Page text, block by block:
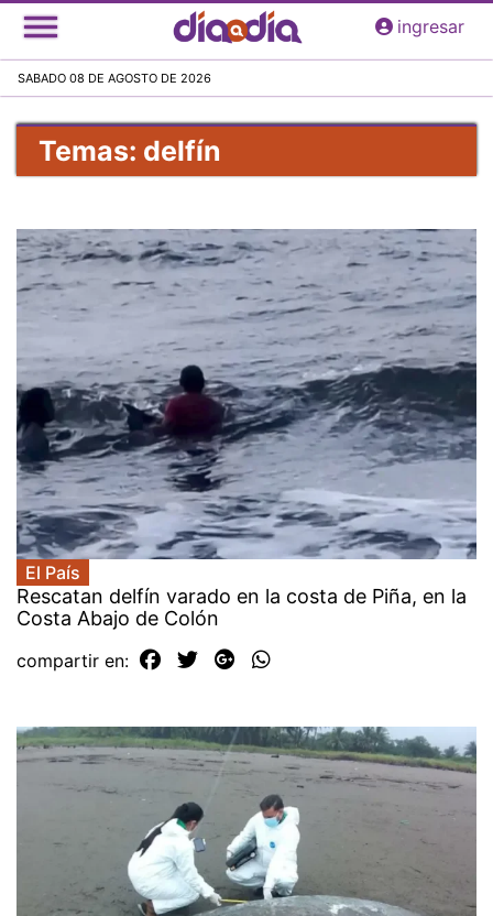
Pasar
al
principal
ingresar
SABADO 08 DE AGOSTO DE 2026
Temas: delfín
El País
Rescatan delfín varado en la costa de Piña, en la
Costa Abajo de Colón
compartir en: